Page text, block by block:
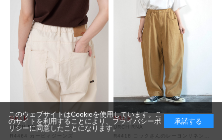
URCH RNA
R4464 カービィジーンズ
URCH RNA
このウェブサイトはCookieを使用しています。こ
のサイトを利用することにより、 プライバシーポ
リシーに同意したことになります。
承諾する